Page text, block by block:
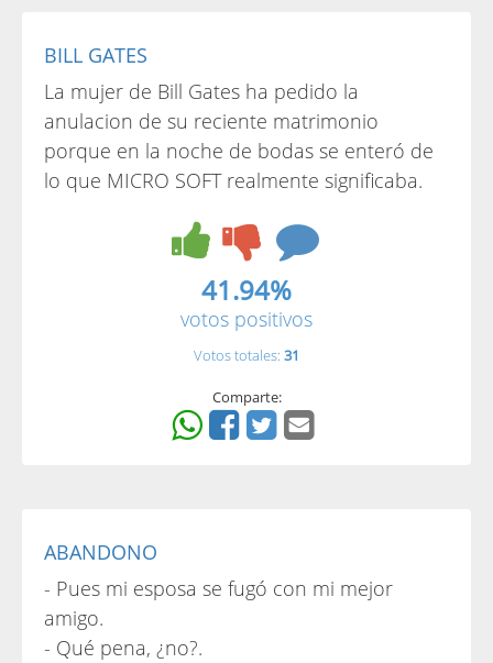
BILL GATES
La mujer de Bill Gates ha pedido la
anulacion de su reciente matrimonio
porque en la noche de bodas se enteró de
lo que MICRO SOFT realmente significaba.
41.94%
votos positivos
Votos totales: 31
Comparte:
ABANDONO
- Pues mi esposa se fugó con mi mejor
amigo.
- Qué pena, ¿no?.